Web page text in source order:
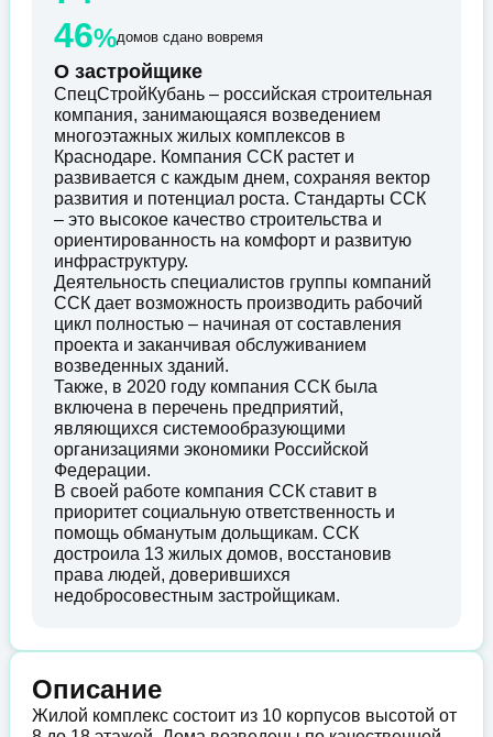
46%домов сдано вовремя
О застройщике
СпецСтройКубань – российская строительная
компания, занимающаяся возведением
многоэтажных жилых комплексов в
Краснодаре. Компания ССК растет и
развивается с каждым днем, сохраняя вектор
развития и потенциал роста. Стандарты ССК
– это высокое качество строительства и
ориентированность на комфорт и развитую
инфраструктуру.
Деятельность специалистов группы компаний
ССК дает возможность производить рабочий
цикл полностью – начиная от составления
проекта и заканчивая обслуживанием
возведенных зданий.
Также, в 2020 году компания ССК была
включена в перечень предприятий,
являющихся системообразующими
организациями экономики Российской
Федерации.
В своей работе компания ССК ставит в
приоритет социальную ответственность и
помощь обманутым дольщикам. ССК
достроила 13 жилых домов, восстановив
права людей, доверившихся
недобросовестным застройщикам.
Описание
Жилой комплекс состоит из 10 корпусов высотой от